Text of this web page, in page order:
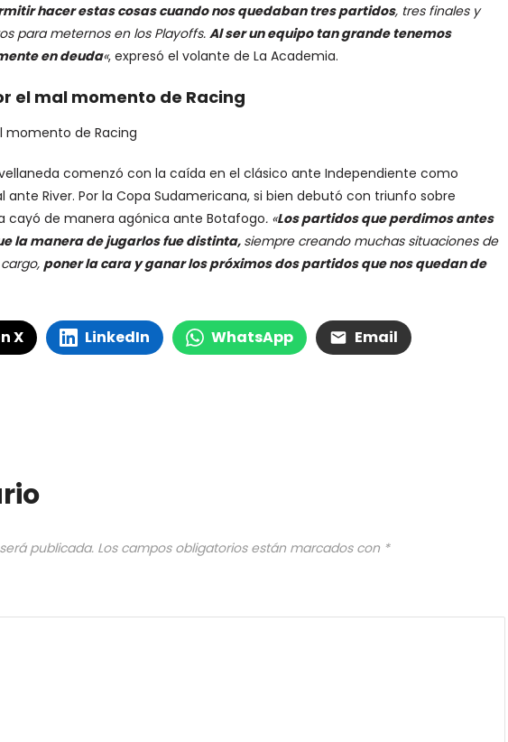
hacer estas cosas cuando nos quedaban tres partidos, tres finales y
para meternos en los Playoffs. Al ser un equipo tan grande tenemos
en deuda«, expresó el volante de La Academia.
el mal momento de Racing
comenzó con la caída en el clásico ante Independiente como
River. Por la Copa Sudamericana, si bien debutó con triunfo sobre
cayó de manera agónica ante Botafogo. «Los partidos que perdimos antes
la manera de jugarlos fue distinta, siempre creando muchas situaciones de
poner la cara y ganar los próximos dos partidos que nos quedan de
X LinkedIn WhatsApp Email
publicada. Los campos obligatorios están marcados con *